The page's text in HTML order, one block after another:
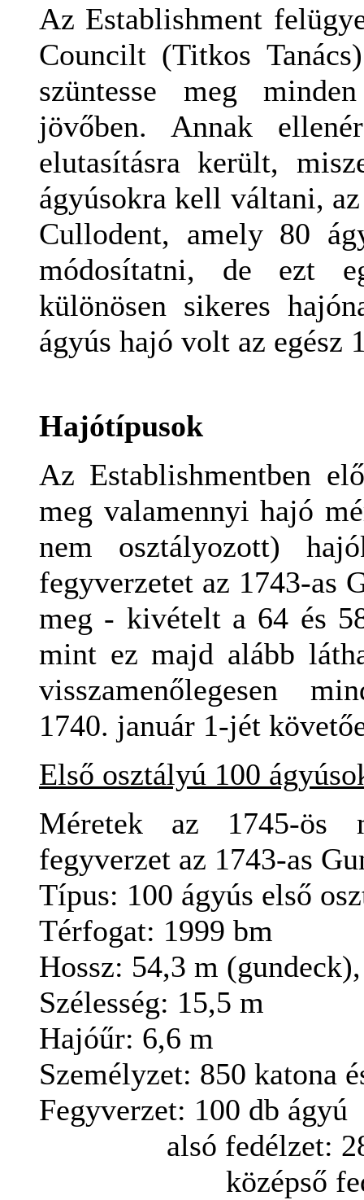
Az Establishment
Councilt (Titkos
szüntesse meg
jövőben. Annak
elutasításra került,
ágyúsokra kell váltani,
Cullodent, amely 80
módosítatni, de ezt
különösen sikeres
ágyús hajó volt az egész
Hajótípusok
Az Establishmentben
meg valamennyi hajó
nem osztályozott)
fegyverzetet az 1743-as
meg - kivételt a 64 és
mint ez majd alább
visszamenőlegesen
1740. január 1-jét
Első osztályú 100
Méretek az 1745-ös
fegyverzet az 1743-as
Típus: 100 ágyús első
Térfogat: 1999 bm
Hossz: 54,3 m (
Szélesség: 15,5 m
Hajóűr: 6,6 m
Személyzet: 850 katona
Fegyverzet: 100 db ágyú
alsó fedélzet:
középső